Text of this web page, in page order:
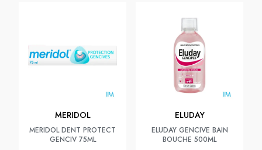
MERIDOL
MERIDOL DENT PROTECT
GENCIV 75ML
ELUDAY
ELUDAY GENCIVE BAIN
BOUCHE 500ML